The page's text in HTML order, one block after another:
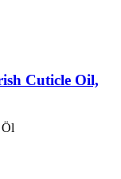
Cuticle Oil,
Öl